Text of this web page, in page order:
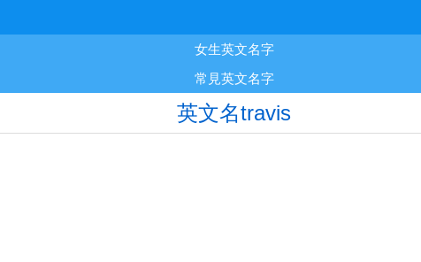
女生英文名字
常見英文名字
英文名travis